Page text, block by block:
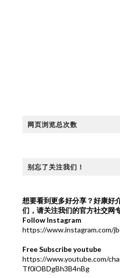
网页浏览总次数
别忘了关注我们！
想要看到更多好分享？好康好
们，请关注我们的官方社交网
Follow Instagram
https://www.instagram.com/
Free Subscribe youtube
https://www.youtube.com/
Tf0iOBDgBh3B4nBg